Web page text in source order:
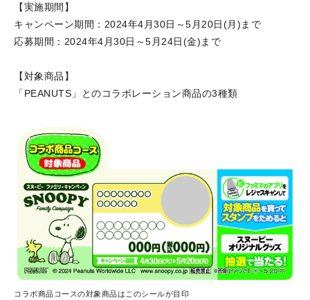
【実施期間】
キャンペーン期間：2024年4月30日～5月20日(月)まで
応募期間：2024年4月30日～5月24日(金)まで
【対象商品】
「PEANUTS」とのコラボレーション商品の3種類
コラボ商品コースの対象商品はこのシールが目印